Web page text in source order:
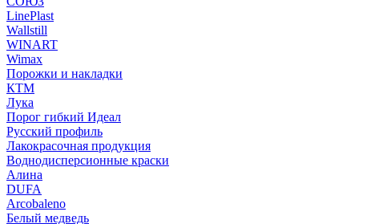
LinePlast
Wallstill
WINART
Wimax
Порожки и накладки
КТМ
Лука
Порог гибкий Идеал
Русский профиль
Лакокрасочная продукция
Воднодисперсионные краски
Алина
DUFA
Arcobaleno
Белый медведь